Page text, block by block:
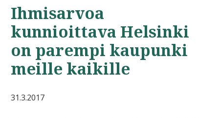
Ihmisarvoa
kunnioittava Helsinki
on parempi kaupunki
meille kaikille
31.3.2017